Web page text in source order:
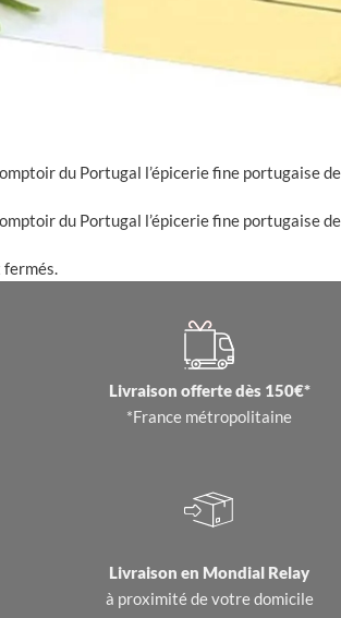
du Portugal l’épicerie fine portugaise
du Portugal l’épicerie fine portugaise
Livraison offerte dès 150€*
*France métropolitaine
Livraison en Mondial Relay
à proximité de votre domicile